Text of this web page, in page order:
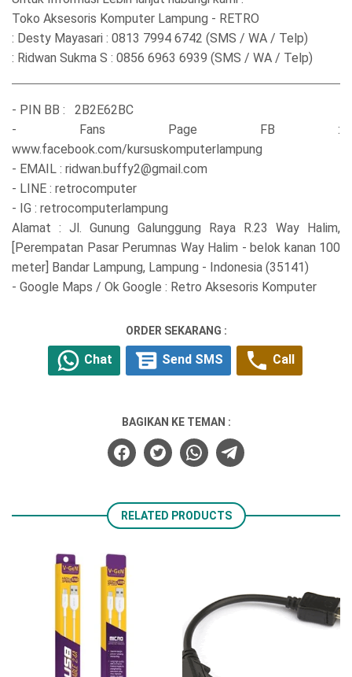
Toko Aksesoris Komputer Lampung - RETRO
: Desty Mayasari : 0813 7994 6742 (SMS / WA / Telp)
: Ridwan Sukma S : 0856 6963 6939 (SMS / WA / Telp)
- PIN BB : 2B2E62BC
- Fans Page FB :
www.facebook.com/kursuskomputerlampung
- EMAIL : ridwan.buffy2@gmail.com
- LINE : retrocomputer
- IG : retrocomputerlampung
Alamat : Jl. Gunung Galunggung Raya R.23 Way Halim,
[Perempatan Pasar Perumnas Way Halim - belok kanan 100
meter] Bandar Lampung, Lampung - Indonesia (35141)
- Google Maps / Ok Google : Retro Aksesoris Komputer
ORDER SEKARANG :
Chat Send SMS Call
BAGIKAN KE TEMAN :
RELATED PRODUCTS